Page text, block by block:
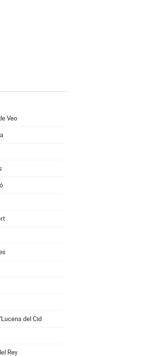
Veo
del Cid
Rey